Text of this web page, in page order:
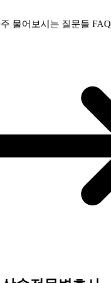
물어보시는 질문들 FAQ